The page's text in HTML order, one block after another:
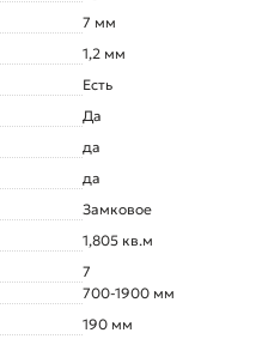
7 мм
1,2 мм
Есть
Да
да
да
Замковое
1,805 кв.м
7
700-1900 мм
190 мм